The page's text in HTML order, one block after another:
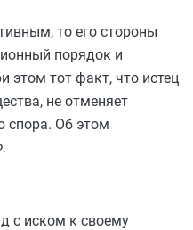
то его стороны
порядок и
этом тот факт, что истец
не отменяет
спора. Об этом
с иском к своему